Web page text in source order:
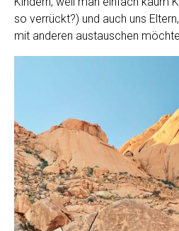
so verrückt?) und auch uns
mit anderen austauschen möchte.